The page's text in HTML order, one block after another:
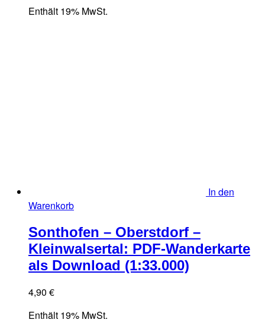
Enthält 19% MwSt.
In den
Warenkorb
Sonthofen – Oberstdorf –
Kleinwalsertal: PDF-Wanderkarte
als Download (1:33.000)
4,90 €
Enthält 19% MwSt.